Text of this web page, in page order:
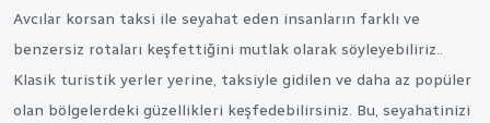
Avcılar korsan taksi ile seyahat eden insanların farklı ve
benzersiz rotaları keşfettiğini mutlak olarak söyleyebiliriz..
Klasik turistik yerler yerine, taksiyle gidilen ve daha az popüler
olan bölgelerdeki güzellikleri keşfedebilirsiniz. Bu, seyahatinizi